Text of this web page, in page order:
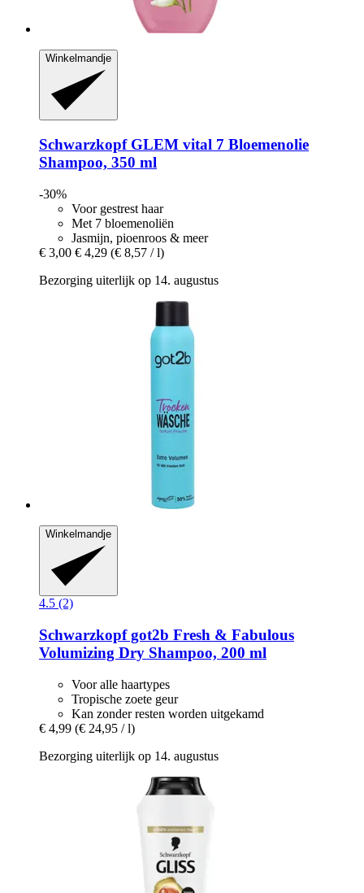
Winkelmandje
SchwarzkopfGLEM vital 7 Bloemenolie
Shampoo, 350 ml
-30%
Voor gestrest haar
Met 7 bloemenoliën
Jasmijn, pioenroos & meer
€ 3,00 € 4,29 (€ 8,57 / l)
Bezorging uiterlijk op 14. augustus
Winkelmandje
4.5 (2)
Schwarzkopfgot2b Fresh & Fabulous
Volumizing Dry Shampoo, 200 ml
Voor alle haartypes
Tropische zoete geur
Kan zonder resten worden uitgekamd
€ 4,99 (€ 24,95 / l)
Bezorging uiterlijk op 14. augustus